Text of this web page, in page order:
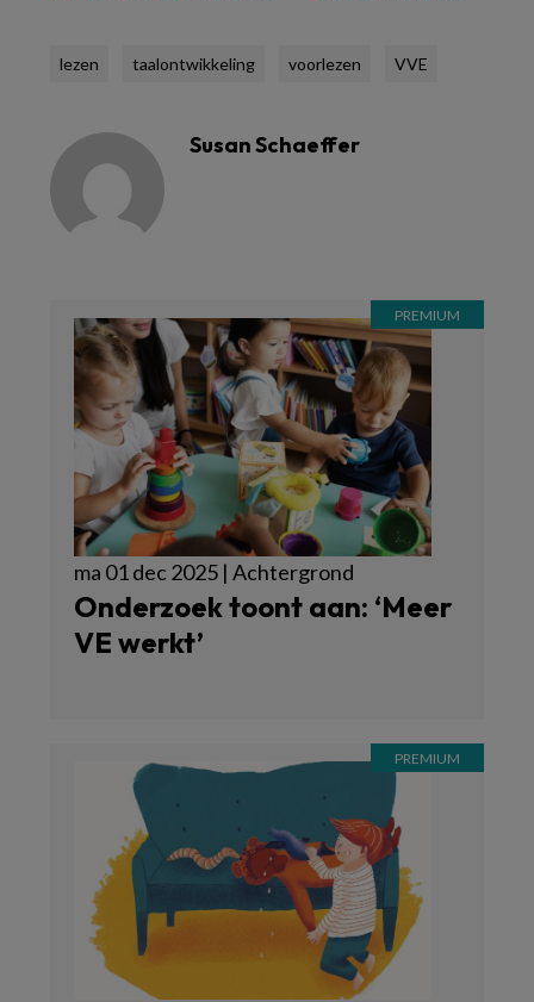
lezen taalontwikkeling voorlezen VVE
Susan Schaeffer
ma 01 dec 2025 | Achtergrond
Onderzoek toont aan: ‘Meer
VE werkt’